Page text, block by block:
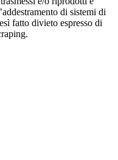
di sistemi di
fatto divieto espresso di